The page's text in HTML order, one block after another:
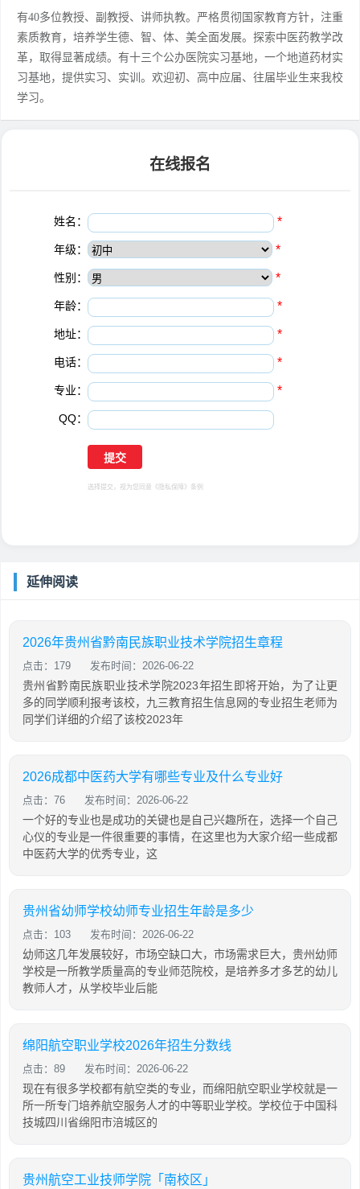
有40多位教授、副教授、讲师执教。严格贯彻国家教育方针，注重
素质教育，培养学生德、智、体、美全面发展。探索中医药教学改
革，取得显著成绩。有十三个公办医院实习基地，一个地道药材实
习基地，提供实习、实训。欢迎初、高中应届、往届毕业生来我校
学习。
在线报名
姓名： *
年级： *
性别： *
年龄： *
地址： *
电话： *
专业： *
QQ：
选择提交，视为您同意 《隐私保障》 条例
延伸阅读
2026年贵州省黔南民族职业技术学院招生章程
点击：179 发布时间：2026-06-22
贵州省黔南民族职业技术学院2023年招生即将开始，为了让更
多的同学顺利报考该校，九三教育招生信息网的专业招生老师为
同学们详细的介绍了该校2023年
2026成都中医药大学有哪些专业及什么专业好
点击：76 发布时间：2026-06-22
一个好的专业也是成功的关键也是自己兴趣所在，选择一个自己
心仪的专业是一件很重要的事情，在这里也为大家介绍一些成都
中医药大学的优秀专业，这
贵州省幼师学校幼师专业招生年龄是多少
点击：103 发布时间：2026-06-22
幼师这几年发展较好，市场空缺口大，市场需求巨大，贵州幼师
学校是一所教学质量高的专业师范院校，是培养多才多艺的幼儿
教师人才，从学校毕业后能
绵阳航空职业学校2026年招生分数线
点击：89 发布时间：2026-06-22
现在有很多学校都有航空类的专业，而绵阳航空职业学校就是一
所一所专门培养航空服务人才的中等职业学校。学校位于中国科
技城四川省绵阳市涪城区的
贵州航空工业技师学院「南校区」